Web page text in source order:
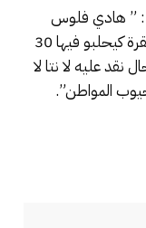
: ” هادي فلوس
غليظة علي و عليك السيد الوزير .. هادي بقرة كيحلبو فيها 30
نقد عليه لا نتا لا
المواطن”.